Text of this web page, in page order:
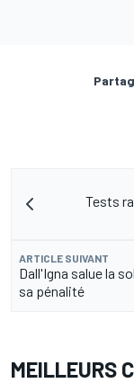
Tests
ARTICLE SUIVANT
Dall'Igna salue la
sa pénalité
MEILLEURS